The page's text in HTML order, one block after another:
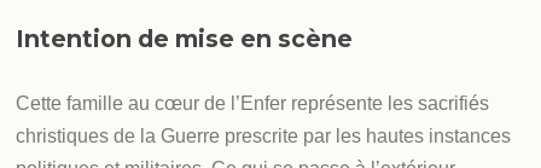
Intention de mise en scène
Cette famille au cœur de l’Enfer représente les sacrifiés
christiques de la Guerre prescrite par les hautes instances